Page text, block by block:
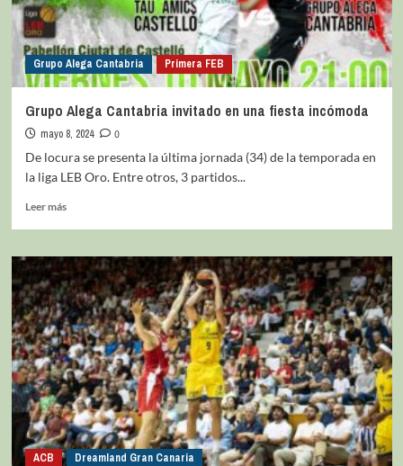
Grupo Alega Cantabria Primera FEB
Grupo Alega Cantabria invitado en una fiesta incómoda
mayo 8, 2024
0
De locura se presenta la última jornada (34) de la temporada en
la liga LEB Oro. Entre otros, 3 partidos...
Leer más
ACB Dreamland Gran Canaria